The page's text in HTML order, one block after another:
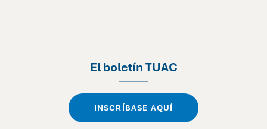
El boletín TUAC
INSCRÍBASE AQUÍ